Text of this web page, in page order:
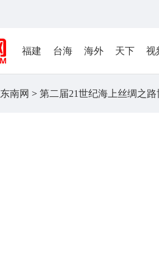
福建 台海 海外 天下 视
东南网 > 第二届21世纪海上丝绸之